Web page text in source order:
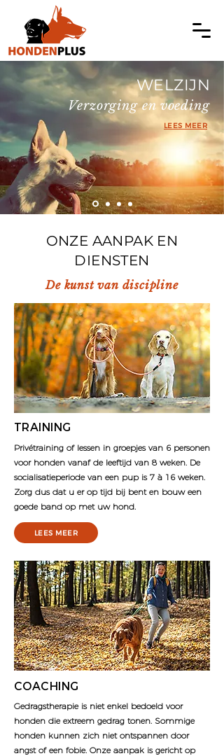
WELZIJN
Verzorging en voeding
LEES MEER
ONZE AANPAK EN
DIENSTEN
De kunst van discipline
TRAINING
Privétraining of lessen in groepjes van 6 personen
voor honden vanaf de leeftijd van 8 weken. De
socialisatieperiode van een pup is 7 à 16 weken.
Zorg dus dat u er op tijd bij bent en bouw een
goede band op met uw hond.
LEES MEER
COACHING
Gedragstherapie is niet enkel bedoeld voor
honden die extreem gedrag tonen. Sommige
honden kunnen zich niet ontspannen door
angst of een fobie. Onze aanpak is gericht op